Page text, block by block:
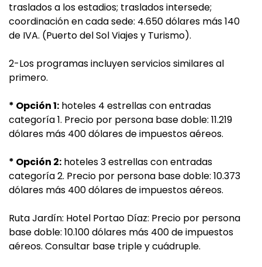
traslados a los estadios; traslados intersede;
coordinación en cada sede: 4.650 dólares más 140
de IVA. (Puerto del Sol Viajes y Turismo).
2-Los programas incluyen servicios similares al
primero.
* Opción 1: hoteles 4 estrellas con entradas
categoría 1. Precio por persona base doble: 11.219
dólares más 400 dólares de impuestos aéreos.
* Opción 2: hoteles 3 estrellas con entradas
categoría 2. Precio por persona base doble: 10.373
dólares más 400 dólares de impuestos aéreos.
Ruta Jardín: Hotel Portao Díaz: Precio por persona
base doble: 10.100 dólares más 400 de impuestos
aéreos. Consultar base triple y cuádruple.